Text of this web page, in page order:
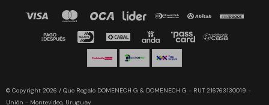
© Copyright 2026 / Que Regalo DOMENECH G & DOMENECH G - RUT 216763130019 -
Unión - Montevideo, Uruguay